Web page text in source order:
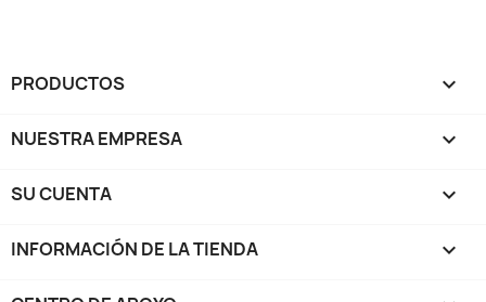
PRODUCTOS 
NUESTRA EMPRESA 
SU CUENTA 
INFORMACIÓN DE LA TIENDA keyboard_arrow_down